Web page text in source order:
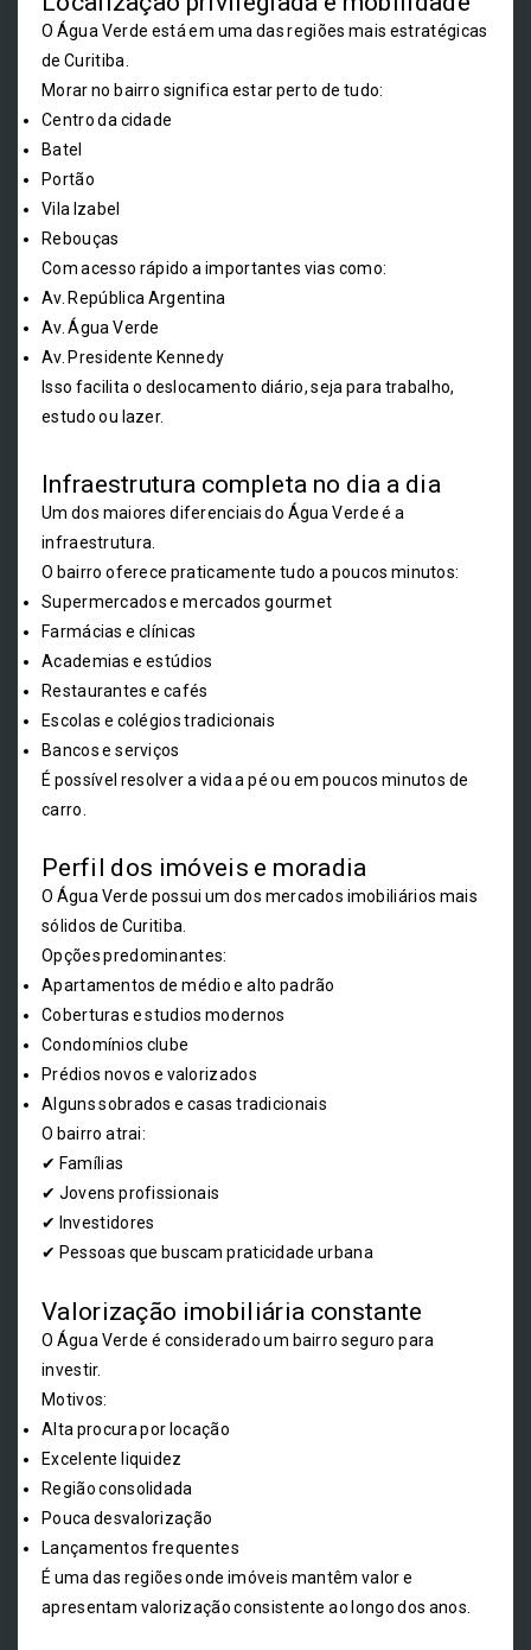
O Água Verde está em uma das regiões mais estratégicas
de Curitiba.
Morar no bairro significa estar perto de tudo:
Centro da cidade
Batel
Portão
Vila Izabel
Rebouças
Com acesso rápido a importantes vias como:
Av. República Argentina
Av. Água Verde
Av. Presidente Kennedy
Isso facilita o deslocamento diário, seja para trabalho,
estudo ou lazer.
Infraestrutura completa no dia a dia
Um dos maiores diferenciais do Água Verde é a
infraestrutura.
O bairro oferece praticamente tudo a poucos minutos:
Supermercados e mercados gourmet
Farmácias e clínicas
Academias e estúdios
Restaurantes e cafés
Escolas e colégios tradicionais
Bancos e serviços
É possível resolver a vida a pé ou em poucos minutos de
carro.
Perfil dos imóveis e moradia
O Água Verde possui um dos mercados imobiliários mais
sólidos de Curitiba.
Opções predominantes:
Apartamentos de médio e alto padrão
Coberturas e studios modernos
Condomínios clube
Prédios novos e valorizados
Alguns sobrados e casas tradicionais
O bairro atrai:
✔ Famílias
✔ Jovens profissionais
✔ Investidores
✔ Pessoas que buscam praticidade urbana
Valorização imobiliária constante
O Água Verde é considerado um bairro seguro para
investir.
Motivos:
Alta procura por locação
Excelente liquidez
Região consolidada
Pouca desvalorização
Lançamentos frequentes
É uma das regiões onde imóveis mantêm valor e
apresentam valorização consistente ao longo dos anos.